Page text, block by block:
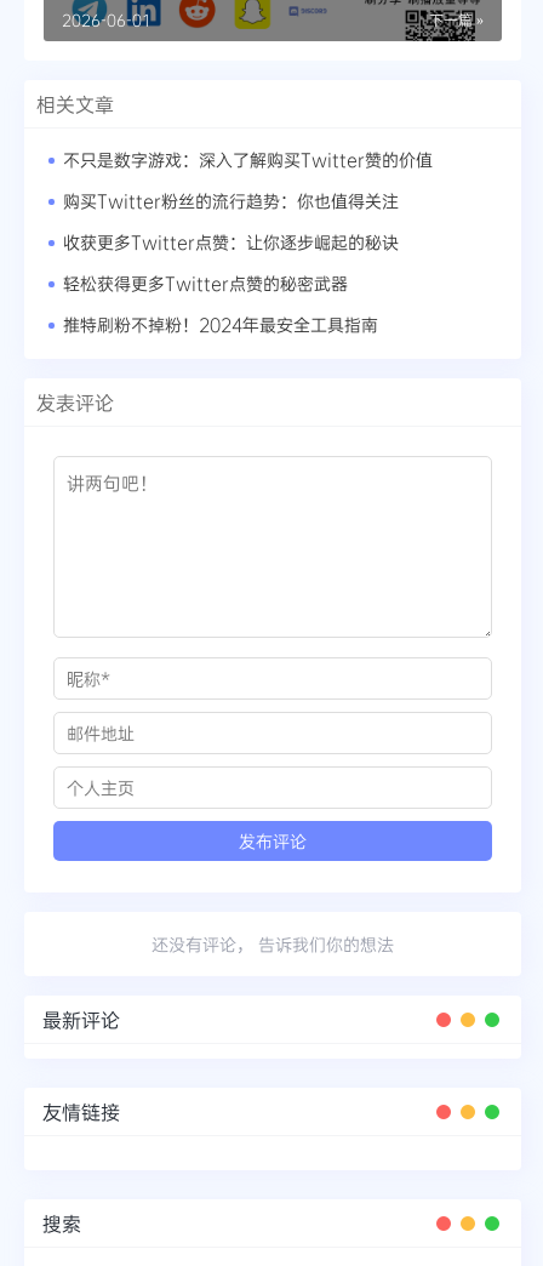
下一篇 »
2026-06-01
相关文章
不只是数字游戏：深入了解购买Twitter赞的价值
购买Twitter粉丝的流行趋势：你也值得关注
收获更多Twitter点赞：让你逐步崛起的秘诀
轻松获得更多Twitter点赞的秘密武器
推特刷粉不掉粉！2024年最安全工具指南
发表评论
还没有评论， 告诉我们你的想法
最新评论
友情链接
搜索